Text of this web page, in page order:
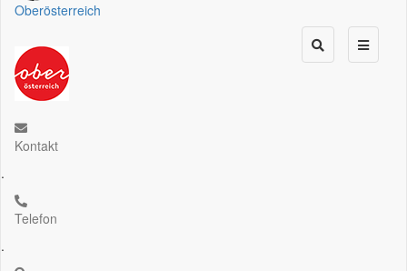
Oberösterreich
Kontakt
.
Telefon
.